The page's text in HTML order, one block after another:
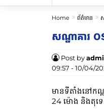
Home ព័ត៌មាន
សណ្ឋាគារ
Post by
09:57 - 10/04/
មានទីតាំងនៅកណ្
24 ម៉ោង និងតុទ